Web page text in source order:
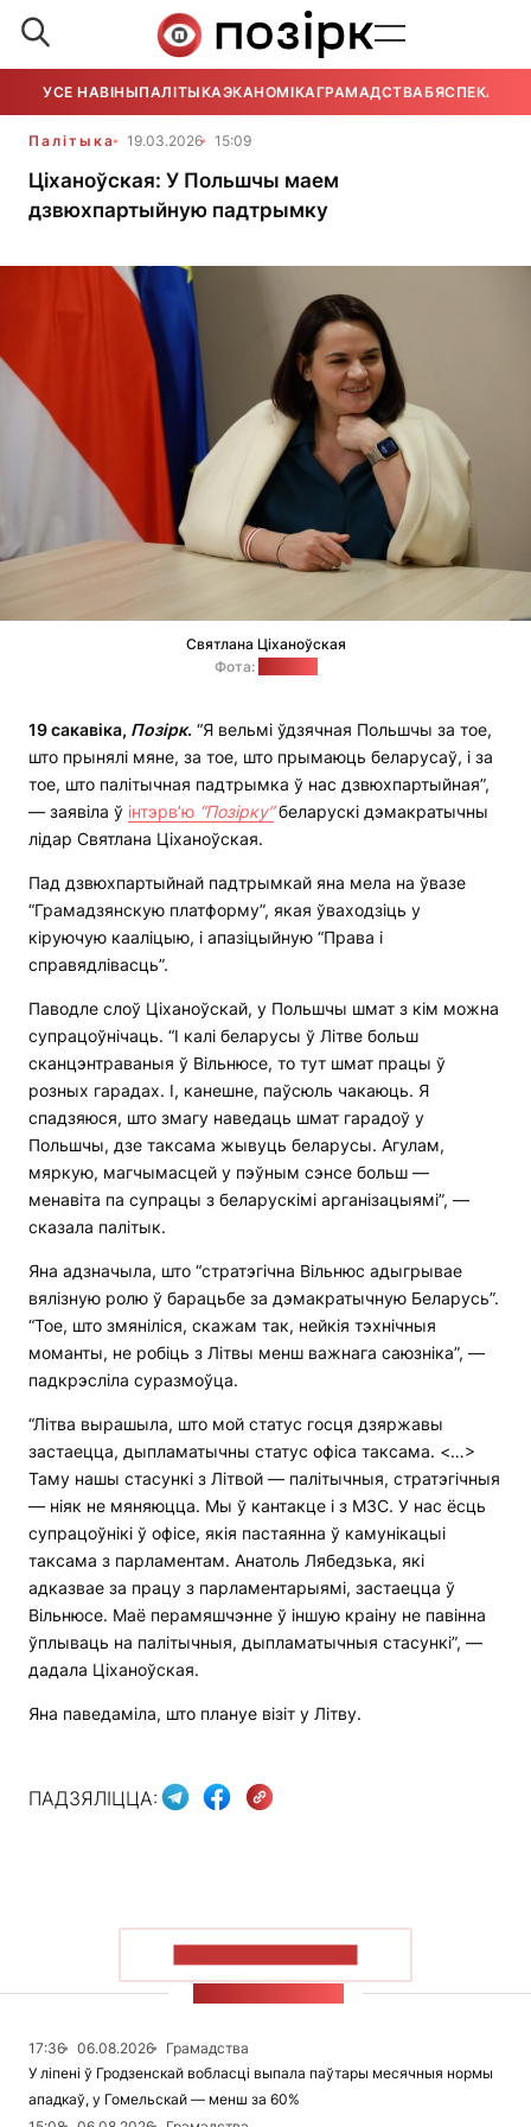
УСЕ НАВІНЫПАЛІТЫКАЭКАНОМІКАГРАМАДСТВАБЯСПЕКА
Палітыка 19.03.2026 15:09
Ціханоўская: У Польшчы маем
дзвюхпартыйную падтрымку
Святлана Ціханоўская
Фота:
19 сакавіка, Позірк. “Я вельмі ўдзячная Польшчы за тое,
што прынялі мяне, за тое, што прымаюць беларусаў, і за
тое, што палітычная падтрымка ў нас дзвюхпартыйная”,
— заявіла ў інтэрв’ю “Позірку”беларускі дэмакратычны
лідар Святлана Ціханоўская.
Пад дзвюхпартыйнай падтрымкай яна мела на ўвазе
“Грамадзянскую платформу”, якая ўваходзіць у
кіруючую кааліцыю, і апазіцыйную “Права і
справядлівасць”.
Паводле слоў Ціханоўскай, у Польшчы шмат з кім можна
супрацоўнічаць. “І калі беларусы ў Літве больш
сканцэнтраваныя ў Вільнюсе, то тут шмат працы ў
розных гарадах. І, канешне, паўсюль чакаюць. Я
спадзяюся, што змагу наведаць шмат гарадоў у
Польшчы, дзе таксама жывуць беларусы. Агулам,
мяркую, магчымасцей у пэўным сэнсе больш —
менавіта па супрацы з беларускімі арганізацыямі”, —
сказала палітык.
Яна адзначыла, што “стратэгічна Вільнюс адыгрывае
вялізную ролю ў барацьбе за дэмакратычную Беларусь”.
“Тое, што змяніліся, скажам так, нейкія тэхнічныя
моманты, не робіць з Літвы менш важнага саюзніка”, —
падкрэсліла суразмоўца.
“Літва вырашыла, што мой статус госця дзяржавы
застаецца, дыпламатычны статус офіса таксама. <…>
Таму нашы стасункі з Літвой — палітычныя, стратэгічныя
— ніяк не мяняюцца. Мы ў кантакце і з МЗС. У нас ёсць
супрацоўнікі ў офісе, якія пастаянна ў камунікацыі
таксама з парламентам. Анатоль Лябедзька, які
адказвае за працу з парламентарыямі, застаецца ў
Вільнюсе. Маё перамяшчэнне ў іншую краіну не павінна
ўплываць на палітычныя, дыпламатычныя стасункі”, —
дадала Ціханоўская.
Яна паведаміла, што плануе візіт у Літву.
ПАДЗЯЛІЦЦА:
17:36 06.08.2026
Грамадства
У ліпені ў Гродзенскай вобласці выпала паўтары месячныя нормы
ападкаў, у Гомельскай — менш за 60%